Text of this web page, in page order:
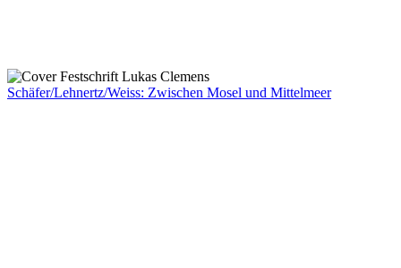
Schäfer/Lehnertz/Weiss: Zwischen Mosel und Mittelmeer